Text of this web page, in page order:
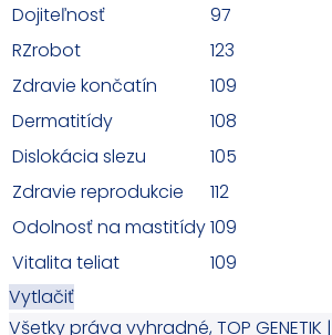
Dojiteľnosť
97
RZrobot
123
Zdravie končatín
109
Dermatitídy
108
Dislokácia slezu
105
Zdravie reprodukcie
112
Odolnosť na mastitídy109
Vitalita teliat
109
Vytlačiť
Všetky práva vyhradné, TOP